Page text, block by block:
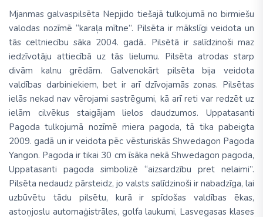
Mjanmas galvaspilsēta Nepjido tiešajā tulkojumā no birmiešu
valodas nozīmē “karaļa mītne”. Pilsēta ir mākslīgi veidota un
tās celtniecību sāka 2004. gadā.. Pilsētā ir salīdzinoši maz
iedzīvotāju attiecībā uz tās lielumu. Pilsēta atrodas starp
divām kalnu grēdām. Galvenokārt pilsēta bija veidota
valdības darbiniekiem, bet ir arī dzīvojamās zonas. Pilsētas
ielās nekad nav vērojami sastrēgumi, kā arī reti var redzēt uz
ielām cilvēkus staigājam lielos daudzumos. Uppatasanti
Pagodatulkojumā nozīmē miera pagoda,tā tika pabeigta
2009. gadā un ir veidota pēc vēsturiskās Shwedagon Pagoda
Yangon. Pagoda ir tikai 30 cm īsāka nekā Shwedagon pagoda,
Uppatasanti pagoda simbolizē “aizsardzību pret nelaimi”.
Pilsēta nedaudz pārsteidz, jo valsts salīdzinoši ir nabadzīga, lai
uzbūvētu tādu pilsētu, kurā ir spīdošas valdības ēkas,
astoņjoslu automaģistrāles, golfa laukumi, Lasvegasas klases